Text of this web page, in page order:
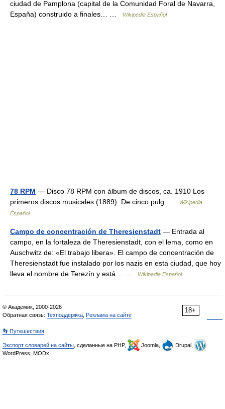
ciudad de Pamplona (capital de la Comunidad Foral de Navarra,
España) construido a finales… …
Wikipedia Español
78 RPM — Disco 78 RPM con álbum de discos, ca. 1910 Los
primeros discos musicales (1889). De cinco pulg …
Wikipedia
Español
Campo de concentración de Theresienstadt — Entrada al
campo, en la fortaleza de Theresienstadt, con el lema, como en
Auschwitz de: «El trabajo libera». El campo de concentración de
Theresienstadt fue instalado por los nazis en esta ciudad, que hoy
lleva el nombre de Terezín y está… …
Wikipedia Español
18+
© Академик, 2000-2026
Обратная связь: Техподдержка Реклама на сайте
👣 Путешествия
Экспорт словарей на сайты , сделанные на PHP, Joomla,
Drupal,
WordPress, MODx.